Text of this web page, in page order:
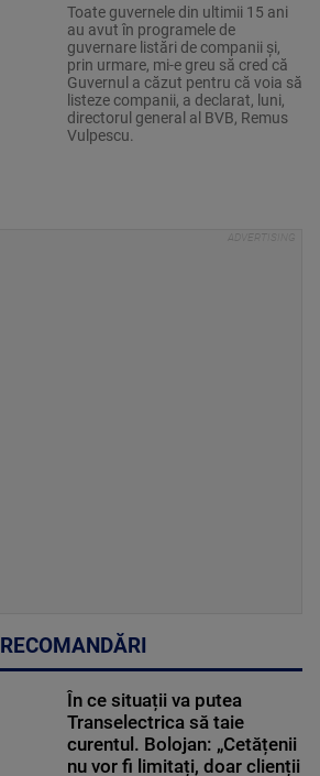
Toate guvernele din ultimii 15 ani
au avut în programele de
guvernare listări de companii şi,
prin urmare, mi-e greu să cred că
Guvernul a căzut pentru că voia să
listeze companii, a declarat, luni,
directorul general al BVB, Remus
Vulpescu.
RECOMANDĂRI
În ce situații va putea
Transelectrica să taie
curentul. Bolojan: „Cetățenii
nu vor fi limitați, doar clienții